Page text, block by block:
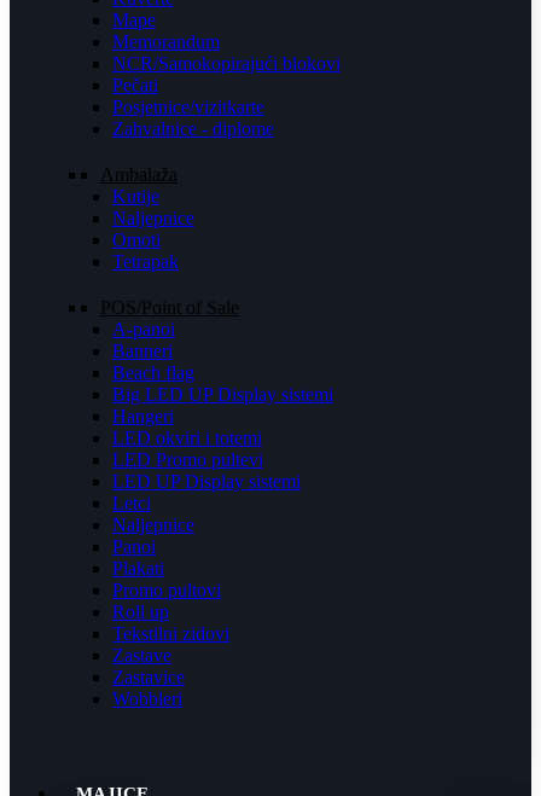
Mape
Memorandum
NCR/Samokopirajući blokovi
Pečati
Posjetnice/vizitkarte
Zahvalnice - diplome
Ambalaža
Kutije
Naljepnice
Omoti
Tetrapak
POS/Point of Sale
A-panoi
Banneri
Beach flag
Big LED UP Display sistemi
Hangeri
LED okviri i totemi
LED Promo pultevi
LED UP Display sistemi
Letci
Naljepnice
Panoi
Plakati
Promo pultovi
Roll up
Tekstilni zidovi
Zastave
Zastavice
Wobbleri